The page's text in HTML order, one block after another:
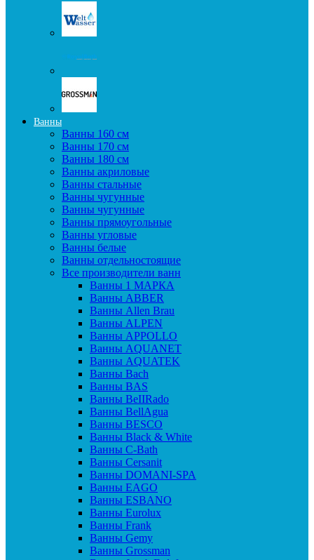
Ванны
Ванны 160 см
Ванны 170 см
Ванны 180 см
Ванны акриловые
Ванны стальные
Ванны чугунные
Ванны чугунные
Ванны прямоугольные
Ванны угловые
Ванны белые
Ванны отдельностоящие
Все производители ванн
Ванны 1 МАРКА
Ванны ABBER
Ванны Allen Brau
Ванны ALPEN
Ванны APPOLLO
Ванны AQUANET
Ванны AQUATEK
Ванны Bach
Ванны BAS
Ванны BeIIRado
Ванны BellAgua
Ванны BESCO
Ванны Black & White
Ванны C-Bath
Ванны Cersanit
Ванны DOMANI-SPA
Ванны EAGO
Ванны ESBANO
Ванны Eurolux
Ванны Frank
Ванны Gemy
Ванны Grossman